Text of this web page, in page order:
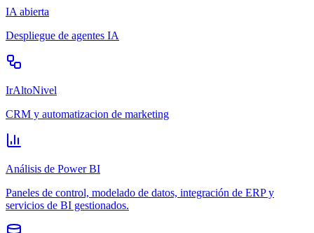
IA abierta
Despliegue de agentes IA
IrAltoNivel
CRM y automatizacion de marketing
Análisis de Power BI
Paneles de control, modelado de datos, integración de ERP y
servicios de BI gestionados.